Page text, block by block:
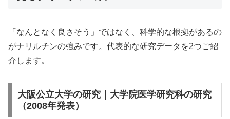
「なんとなく良さそう」ではなく、科学的な根拠があるの
がナリルチンの強みです。代表的な研究データを2つご紹
介します。
大阪公立大学の研究｜大学院医学研究科の研究
（2008年発表）